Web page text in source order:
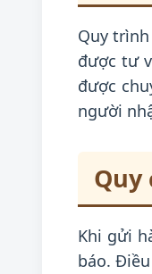
Quy
được tư
được
người
Quy
Khi gửi
báo.